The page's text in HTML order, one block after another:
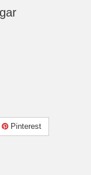
Pinterest